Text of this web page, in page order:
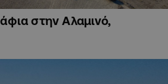
στην Αλαμινό,